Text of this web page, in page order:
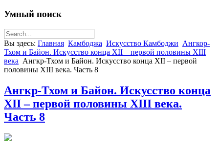
Умный поиск
Вы здесь: Главная Камбоджа Искусство Камбоджи Ангкор-
Тхом и Байон. Искусство конца XII – первой половины XIII
века Ангкр-Тхом и Байон. Искусство конца XII – первой
половины XIII века. Часть 8
Ангкр-Тхом и Байон. Искусство конца
XII – первой половины XIII века.
Часть 8